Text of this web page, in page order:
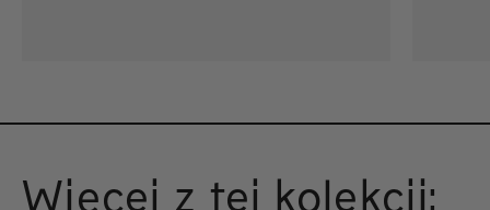
Więcej z tej kolekcji: